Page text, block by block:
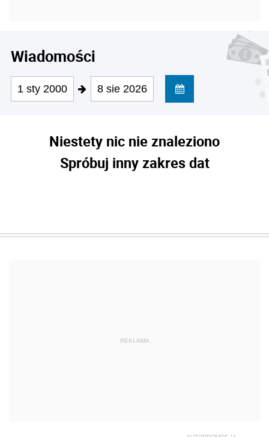
Wiadomości
1 sty 2000 8 sie 2026
Niestety nic nie znaleziono
Spróbuj inny zakres dat
REKLAMA